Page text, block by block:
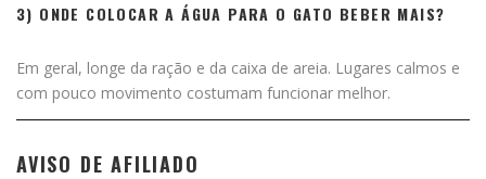
3) ONDE COLOCAR A ÁGUA PARA O GATO BEBER MAIS?
Em geral, longe da ração e da caixa de areia. Lugares calmos e
com pouco movimento costumam funcionar melhor.
AVISO DE AFILIADO